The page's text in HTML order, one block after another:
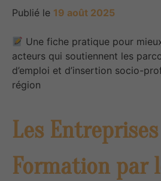
Publié le 19 août 2025
Une fiche pratique pour
acteurs qui soutiennent les
d’emploi et d’insertion socio-
région
Les
Formation par